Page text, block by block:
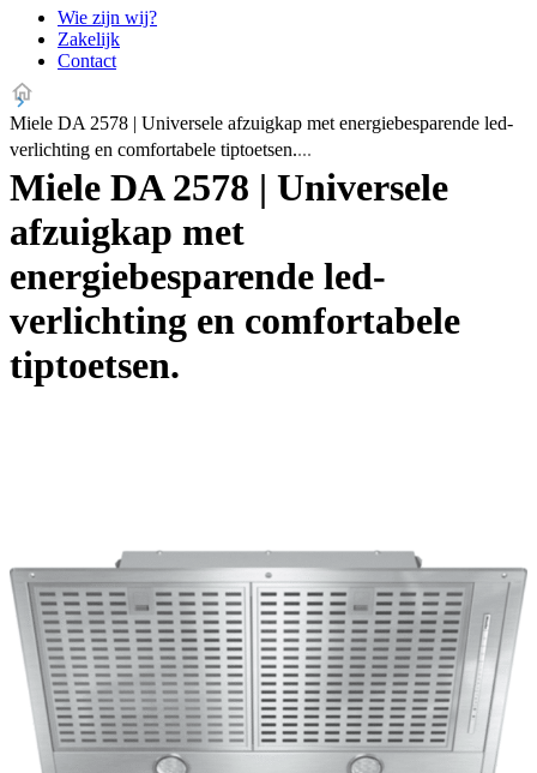
Wie zijn wij?
Zakelijk
Contact
Miele DA 2578 | Universele afzuigkap met energiebesparende led-
verlichting en comfortabele tiptoetsen.
Miele DA 2578 | Universele
afzuigkap met
energiebesparende led-
verlichting en comfortabele
tiptoetsen.